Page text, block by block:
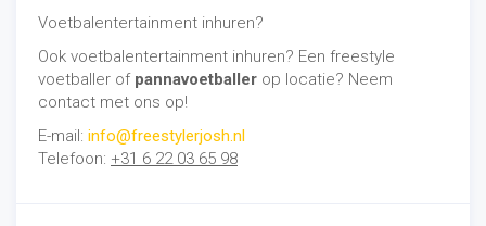
Voetbalentertainment inhuren?
Ook voetbalentertainment inhuren? Een freestyle
voetballer of pannavoetballer op locatie? Neem
contact met ons op!
E-mail: info@freestylerjosh.nl
Telefoon: +31 6 22 03 65 98